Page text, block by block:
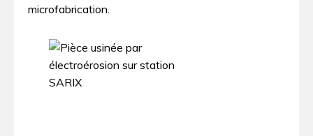
microfabrication.